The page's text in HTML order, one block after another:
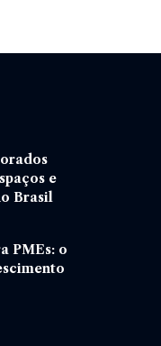
e
Brasil
PMEs: o